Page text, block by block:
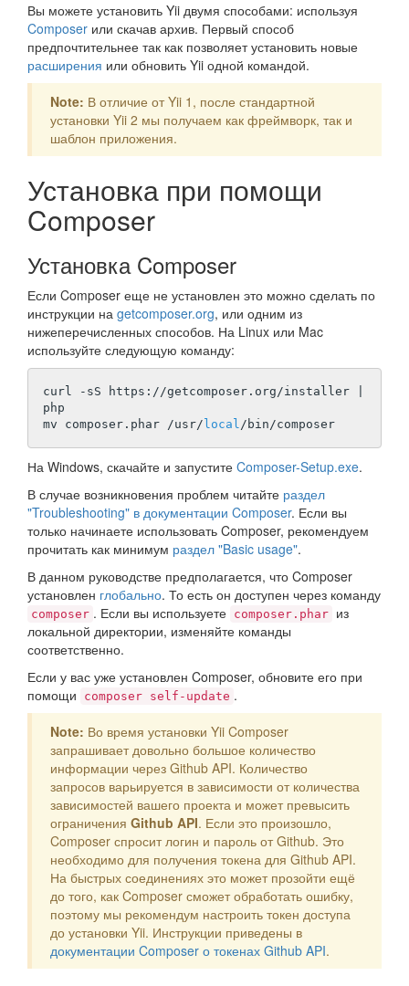
Вы можете установить Yii двумя способами: используя
Composer или скачав архив. Первый способ
предпочтительнее так как позволяет установить новые
расширения или обновить Yii одной командой.
Note: В отличие от Yii 1, после стандартной
установки Yii 2 мы получаем как фреймворк, так и
шаблон приложения.
Установка при помощи
Composer
Установка Composer
Если Composer еще не установлен это можно сделать по
инструкции на getcomposer.org, или одним из
нижеперечисленных способов. На Linux или Mac
используйте следующую команду:
curl -sS https://getcomposer.org/installer |
php
mv composer.phar /usr/ local
На Windows, скачайте и запустите Composer-Setup.exe.
В случае возникновения проблем читайте раздел
"Troubleshooting" в документации Composer. Если вы
только начинаете использовать Composer, рекомендуем
прочитать как минимум раздел "Basic usage".
В данном руководстве предполагается, что Composer
установлен глобально. То есть он доступен через команду
composer . Если вы используете composer.phar из
локальной директории, изменяйте команды
соответственно.
Если у вас уже установлен Composer, обновите его при
помощи
composer self-update .
Note: Во время установки Yii Composer
запрашивает довольно большое количество
информации через Github API. Количество
запросов варьируется в зависимости от количества
зависимостей вашего проекта и может превысить
ограничения Github API. Если это произошло,
Composer спросит логин и пароль от Github. Это
необходимо для получения токена для Github API.
На быстрых соединениях это может прозойти ещё
до того, как Composer сможет обработать ошибку,
поэтому мы рекомендум настроить токен доступа
до установки Yii. Инструкции приведены в
документации Composer о токенах Github API.